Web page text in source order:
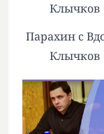
Клычков
Парахин с
Клычков